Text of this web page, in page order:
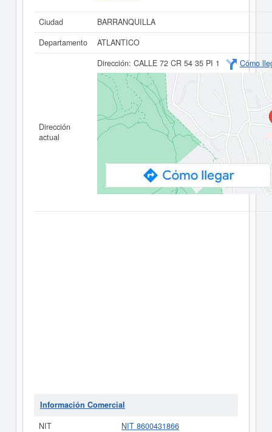
Ciudad
BARRANQUILLA
Departamento
ATLANTICO
Dirección
actual
Dirección: CALLE 72 CR 54 35 PI 1 Cómo
Información Comercial
NIT
NIT 8600431866